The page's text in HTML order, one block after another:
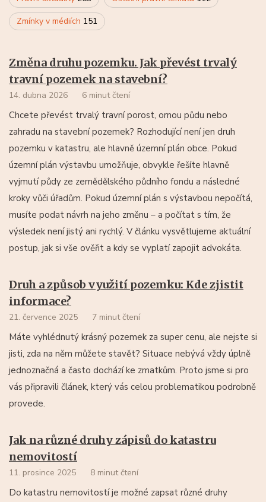
Zmínky v médiích 151
Změna druhu pozemku. Jak převést trvalý
travní pozemek na stavební?
14. dubna 2026 6 minut čtení
Chcete převést trvalý travní porost, ornou půdu nebo
zahradu na stavební pozemek? Rozhodující není jen druh
pozemku v katastru, ale hlavně územní plán obce. Pokud
územní plán výstavbu umožňuje, obvykle řešíte hlavně
vyjmutí půdy ze zemědělského půdního fondu a následné
kroky vůči úřadům. Pokud územní plán s výstavbou nepočítá,
musíte podat návrh na jeho změnu – a počítat s tím, že
výsledek není jistý ani rychlý. V článku vysvětlujeme aktuální
postup, jak si vše ověřit a kdy se vyplatí zapojit advokáta.
Druh a způsob využití pozemku: Kde zjistit
informace?
21. července 2025 7 minut čtení
Máte vyhlédnutý krásný pozemek za super cenu, ale nejste si
jisti, zda na něm můžete stavět? Situace nebývá vždy úplně
jednoznačná a často dochází ke zmatkům. Proto jsme si pro
vás připravili článek, který vás celou problematikou podrobně
provede.
Jak na různé druhy zápisů do katastru
nemovitostí
11. prosince 2025 8 minut čtení
Do katastru nemovitostí je možné zapsat různé druhy